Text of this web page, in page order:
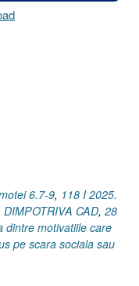
6.7-9, 118 I 2025.
CAD, 28
dintre motivatiile care
pe scara sociala sau